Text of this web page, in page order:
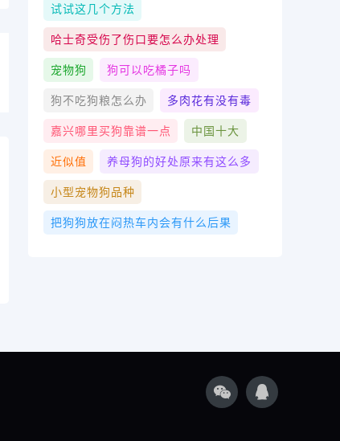
试试这几个方法
哈士奇受伤了伤口要怎么办处理
宠物狗 狗可以吃橘子吗
狗不吃狗粮怎么办 多肉花有没有毒
嘉兴哪里买狗靠谱一点 中国十大
近似值 养母狗的好处原来有这么多
小型宠物狗品种
把狗狗放在闷热车内会有什么后果